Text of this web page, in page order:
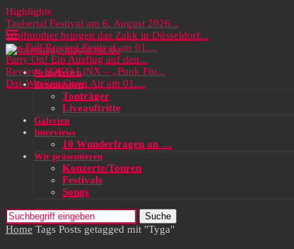
Highlights
Taubertal Festival am 6. August 2026...
Wolfmother bringen das Zakk in Düsseldorf...
Das Full Rewind Festival am 01....
Party On! Ein Ausflug auf den...
Review: SOKO LiNX – „Punk Für...
Das Wacken Open Air am 01....
Neuigkeiten
Rezensionen
Tonträger
Liveauftritte
Galerien
Interviews
10 Wunderfragen an …
Wir präsentieren
Konzerte/Touren
Festivals
Songs
Suche
Home Tags Posts getagged mit "Tyga"